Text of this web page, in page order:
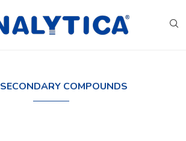
SECONDARY COMPOUNDS